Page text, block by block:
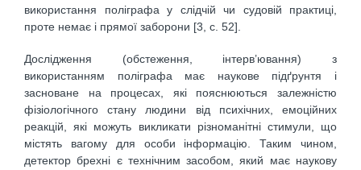
використання поліграфа у слідчій чи судовій практиці,
проте немає і прямої заборони [3, с. 52].
Дослідження (обстеження, інтерв’ювання) з
використанням поліграфа має наукове підґрунтя і
засноване на процесах, які пояснюються залежністю
фізіологічного стану людини від психічних, емоційних
реакцій, які можуть викликати різноманітні стимули, що
містять вагому для особи інформацію. Таким чином,
детектор брехні є технічним засобом, який має наукову